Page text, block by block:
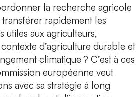
la recherche agricole
rapidement les
utiles aux agriculteurs,
d’agriculture durable et
climatique ? C’est à ces
européenne veut
avec sa stratégie à long